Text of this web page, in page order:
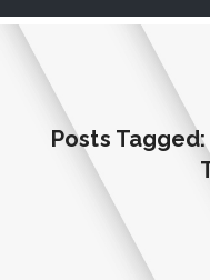
Posts Tagged: